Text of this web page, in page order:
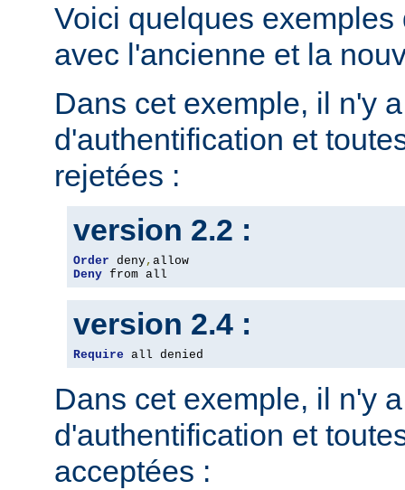
Voici quelques
avec l'ancienne et la
Dans cet exemple, il n'y
d'authentification et
rejetées :
version 2.2 :
Order deny,
Deny from all
version 2.4 :
Require all denied
Dans cet exemple, il n'y
d'authentification et
acceptées :